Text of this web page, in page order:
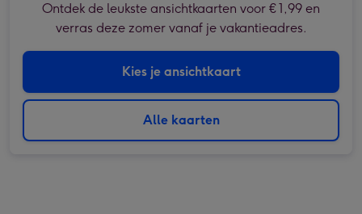
Ontdek de leukste ansichtkaarten voor € 1,99 en
verras deze zomer vanaf je vakantieadres.
Kies je ansichtkaart
Alle kaarten